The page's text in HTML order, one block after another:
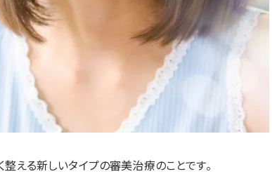
整える新しいタイプの審美治療のことです。